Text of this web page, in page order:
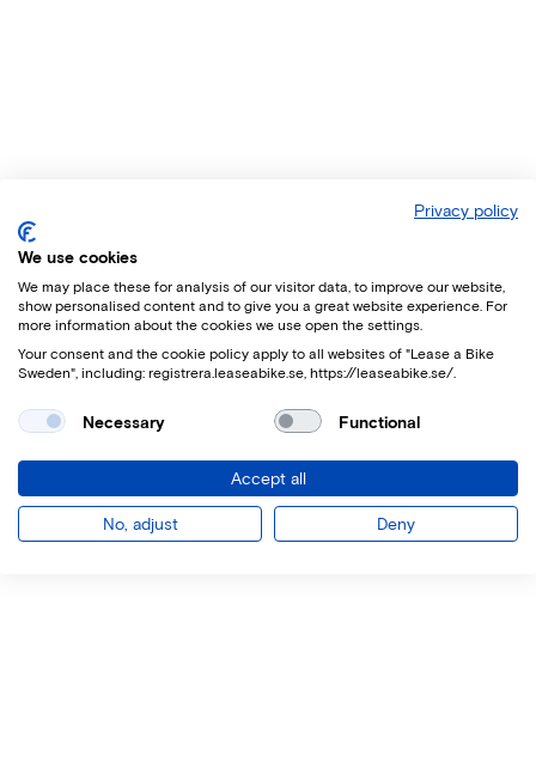
Privacy policy
We use cookies
We may place these for analysis of our visitor data, to improve our website,
show personalised content and to give you a great website experience. For
more information about the cookies we use open the settings.
Your consent and the cookie policy apply to all websites of "Lease a Bike
Sweden", including: registrera.leaseabike.se, https://leaseabike.se/.
Necessary Functional
Accept all
No, adjust Deny